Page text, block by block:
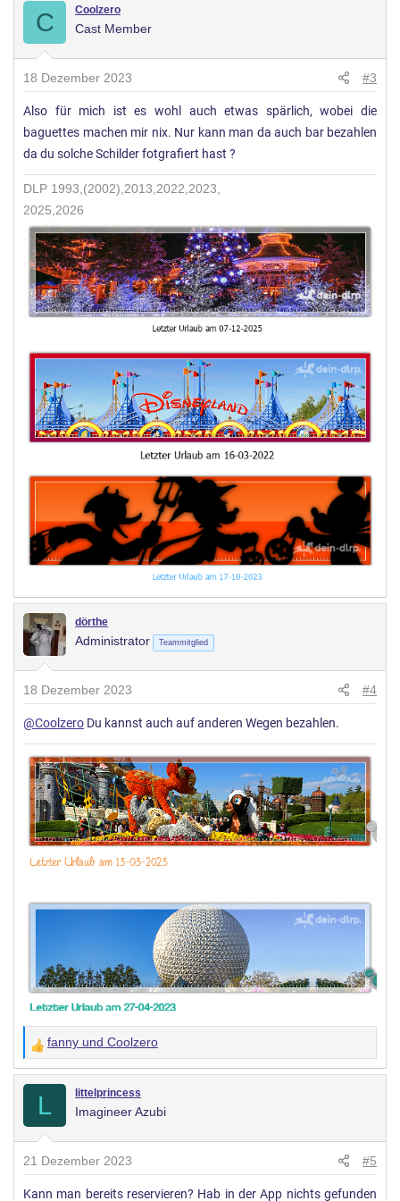
n
g
e
n
:
C Coolzero
Cast Member
18 Dezember 2023 #3
Also für mich ist es wohl auch etwas spärlich, wobei die
baguettes machen mir nix. Nur kann man da auch bar bezahlen
da du solche Schilder fotgrafiert hast ?
DLP 1993,(2002),2013,2022,2023,
2025,2026
dörthe
Administrator Teammitglied
18 Dezember 2023 #4
@Coolzero Du kannst auch auf anderen Wegen bezahlen.
W
e
n
g
e
fanny und Coolzero
L littelprincess
Imagineer Azubi
21 Dezember 2023 #5
Kann man bereits reservieren? Hab in der App nichts gefunden